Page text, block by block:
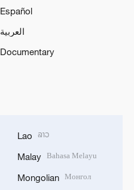
Español
العربية
Documentary
Lao ລາວ
Malay Bahasa Melayu
Mongolian Монгол